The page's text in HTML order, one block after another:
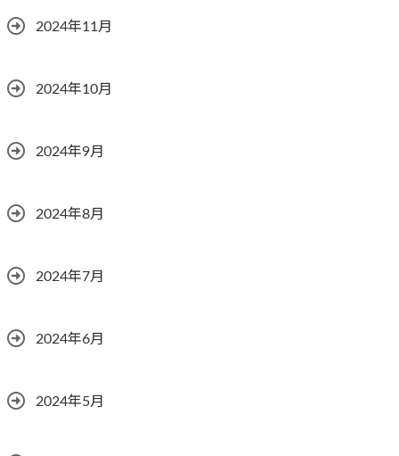
2024年11月
2024年10月
2024年9月
2024年8月
2024年7月
2024年6月
2024年5月